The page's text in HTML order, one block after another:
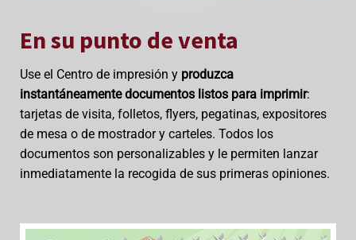
En su punto de venta
Use el Centro de impresión y produzca
instantáneamente documentos listos para imprimir:
tarjetas de visita, folletos, flyers, pegatinas, expositores
de mesa o de mostrador y carteles. Todos los
documentos son personalizables y le permiten lanzar
inmediatamente la recogida de sus primeras opiniones.